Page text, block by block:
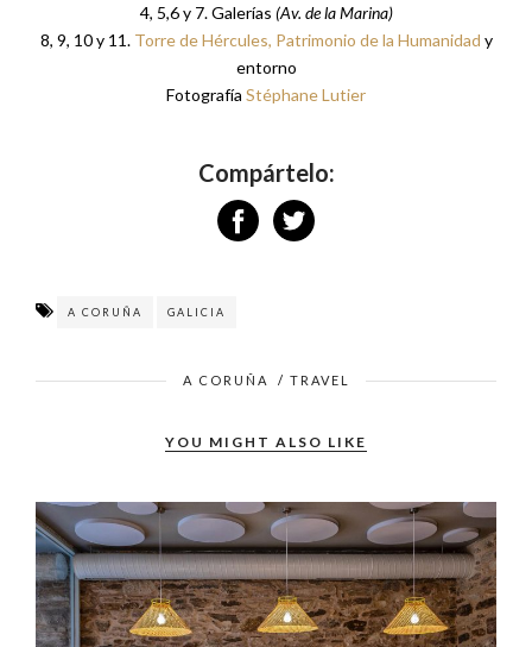
4, 5,6 y 7. Galerías (Av. de la Marina)
8, 9, 10 y 11. Torre de Hércules, Patrimonio de la Humanidad y
entorno
Fotografía Stéphane Lutier
Compártelo:
A CORUÑA GALICIA
A CORUÑA / TRAVEL
YOU MIGHT ALSO LIKE